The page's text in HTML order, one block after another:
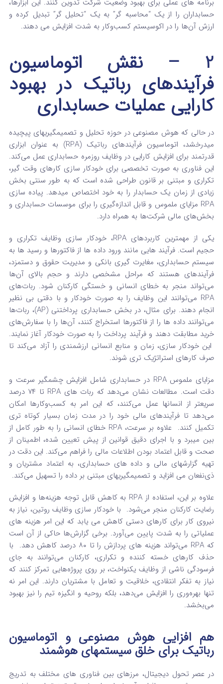
برنامه‌ های عملی برای بهبود وضعیت شرکت تدوین کنند. این ابزارها،
حسابداران را از یک “محاسبه‌ گر” به یک “تحلیل‌ گر” تبدیل کرده و
ارزش آن‌ها را در اکوسیستم کسب‌وکار به شدت افزایش می‌ دهند.
2 – نقش اتوماسیون
فرآیندهای رباتیک در بهبود
کارایی عملیات حسابداری
در حالی که هوش مصنوعی در حوزه تحلیل و تصمیمگیریهای پیچیده
میدرخشد، اتوماسیون فرآیندهای رباتیک (RPA) به عنوان ابزاری
قدرتمند برای افزایش کارایی در وظایف روزمره حسابداری عمل می‌کند.
این فناوری به صورت تخصصی برای خودکار سازی کارهای وقت‌ گیر،
تکراری و مبتنی بر قانون طراحی شده است که به طور سنتی بخش
زیادی از زمان یک حسابدار را به خود اختصاص میدهد. پیاده‌ سازی
RPA مزایای ملموس و قابل اندازه‌گیری را برای موسسات حسابداری و
بخش‌های مالی شرکت‌ها به همراه دارد.
یکی از مهمترین کاربردهای RPA، خودکار سازی وظایف تکراری و
حجیم است.فرآیند هایی مانند ورود داده‌ ها از فاکتورها و رسید ها به
سیستم حسابداری، مغایرت گیری بانکی و مدیریت حقوق و دستمزد،
فرآیندهای هستند که مراحل مشخصی دارند و حجم بالای آن‌ها
می‌تواند منجر به خطای انسانی و خستگی کارکنان شود. ربات‌های
RPA می‌توانند این وظایف را به صورت خودکار و با دقتی بی‌ نظیر
انجام دهند.
برای مثال، در بخش حسابداری پرداختنی (AP)، ربات‌ها
می‌توانند داده‌ ها را از فاکتورها استخراج کنند، آن‌ها را با سفارش‌های
خرید مطابقت دهند و فرآیند پرداخت را به صورت خودکار آغاز نمایند.
این خودکار سازی، زمان و منابع انسانی ارزشمندی را آزاد می‌کند تا
صرف کارهای استراتژیک‌ تری شوند.
مزایای ملموس RPA در حسابداری شامل افزایش چشمگیر سرعت و
دقت است.
مطالعات نشان می‌دهد که ربات‌ های RPA تا ۷۴ درصد
سریعتر از انسانها عمل می‌کنند، که این امر به کسب‌وکارها امکان
می‌دهد تا فرآیندهای مالی خود را در مدت زمان بسیار کوتاه‌ تری
تکمیل کنند.
علاوه بر سرعت، RPA خطای انسانی را به طور کامل از
بین میبرد و با اجرای دقیق قوانین از پیش تعیین شده، اطمینان از
صحت و قابل اعتماد بودن اطلاعات مالی را فراهم می‌کند. این دقت در
تهیه گزارشهای مالی و داده‌ های حسابداری، به اعتماد مشتریان و
ذی‌نفعان می‌ افزاید و تصمیمگیریهای مبتنی بر داده را تسهیل می‌کند.
علاوه بر این، استفاده از RPA به کاهش قابل توجه هزینه‌ها و افزایش
رضایت کارکنان منجر می‌شود. با خودکار سازی وظایف روتین، نیاز به
نیروی کار برای کارهای دستی کاهش می‌ یابد که این امر هزینه‌ های
عملیاتی را به شدت پایین می‌آورد. برخی گزارش‌ها حاکی از آن است
که RPA می‌تواند هزینه‌ های پردازش را تا ۸۰ درصد کاهش دهد.
با
حذف کارهای خسته‌ کننده و تکراری، کارکنان می‌توانند به جای
فرسودگی ناشی از وظایف یکنواخت، بر روی پروژه‌هایی تمرکز کنند که
نیاز به تفکر انتقادی، خلاقیت و تعامل با مشتریان دارند. این امر نه
تنها بهره‌وری را افزایش می‌دهد، بلکه روحیه و انگیزه تیم را نیز بهبود
می‌بخشد.
هم افزایی هوش مصنوعی و اتوماسیون
رباتیک برای خلق سیستمهای هوشمند
در عصر تحول دیجیتال، مرزهای بین فناوری‌ های مختلف به تدریج